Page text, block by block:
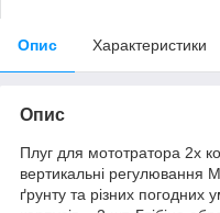
Опис Характеристики
Опис
Плуг для мототратора 2х
вертикальні регулювання
ґрунту та різних погодних